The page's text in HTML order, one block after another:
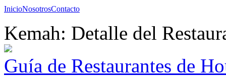
InicioNosotrosContacto
Kemah: Detalle del
Guía de Restaurantes de